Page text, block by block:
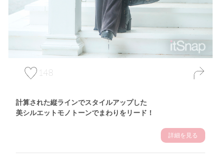
148
計算された縦ラインでスタイルアップした
美シルエットモノトーンでまわりをリード！
詳細を見る